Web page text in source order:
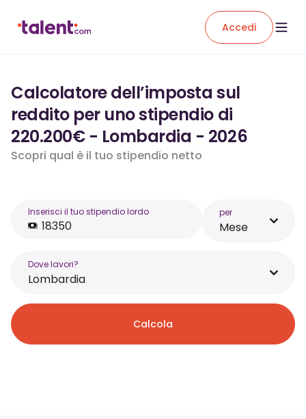
Accedi
Calcolatore dell’imposta sul
reddito per uno stipendio di
220.200€ - Lombardia - 2026
Scopri qual è il tuo stipendio netto
Inserisci il tuo stipendio lordo per
Mese
Dove lavori?
Lombardia
Calcola